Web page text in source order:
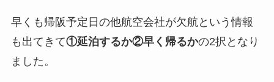
早くも帰阪予定日の他航空会社が欠航という情報
も出てきて①延泊するか②早く帰るかの2択となり
ました。